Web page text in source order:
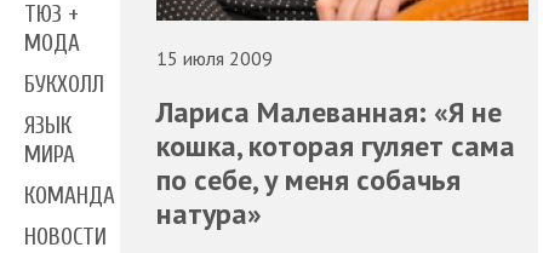
ТЮЗ +
МОДА
БУКХОЛЛ
ЯЗЫК
МИРА
КОМАНДА
НОВОСТИ
15 июля 2009
Лариса Малеванная: «Я не
кошка, которая гуляет сама
по себе, у меня собачья
натура»